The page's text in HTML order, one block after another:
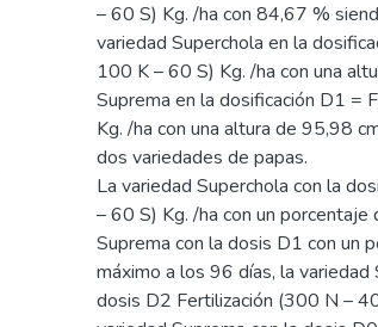
– 60 S) Kg. /ha con 84,67 %
variedad Superchola en la
100 K – 60 S) Kg. /ha con una
Suprema en la dosificación D1 =
Kg. /ha con una altura de 95,98
dos variedades de papas.
La variedad Superchola con la
– 60 S) Kg. /ha con un
Suprema con la dosis D1 con un
máximo a los 96 días, la variedad
dosis D2 Fertilización (300 N –